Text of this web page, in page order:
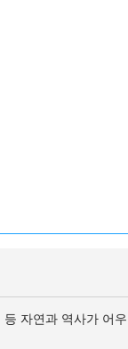
자연과 역사가 어